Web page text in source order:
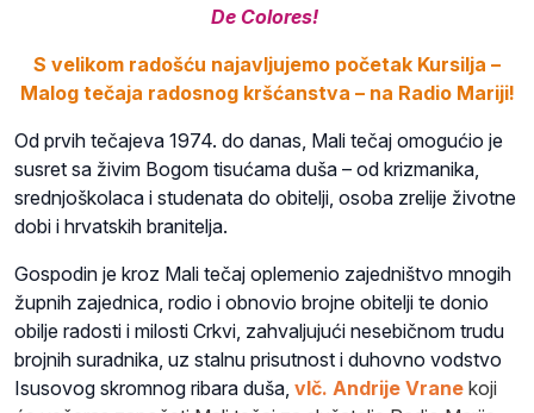
De Colores!
S velikom radošću najavljujemo početak Kursilja –
Malog tečaja radosnog kršćanstva – na Radio Mariji!
Od prvih tečajeva 1974. do danas, Mali tečaj omogućio je
susret sa živim Bogom tisućama duša – od krizmanika,
srednjoškolaca i studenata do obitelji, osoba zrelije životne
dobi i hrvatskih branitelja.
Gospodin je kroz Mali tečaj oplemenio zajedništvo mnogih
župnih zajednica, rodio i obnovio brojne obitelji te donio
obilje radosti i milosti Crkvi, zahvaljujući nesebičnom trudu
brojnih suradnika, uz stalnu prisutnost i duhovno vodstvo
Isusovog skromnog ribara duša, vlč. Andrije Vrane koji